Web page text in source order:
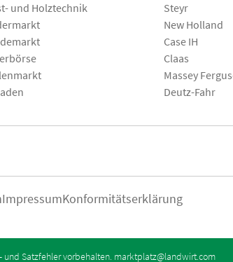
und Holztechnik
Steyr
New Holland
Case IH
Claas
Massey
Deutz-Fahr
ImpressumKonformitätserklärung
und Satzfehler vorbehalten. marktplatz@landwirt.com